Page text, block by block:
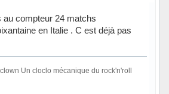
au compteur 24 matchs
en Italie . C est déjà pas
Un cloclo mécanique du rock'n'roll